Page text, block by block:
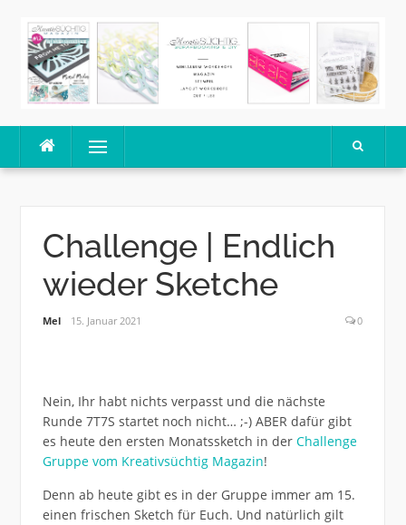
content
Menu
Challenge | Endlich
wieder Sketche
Mel 15. Januar 2021 0
Nein, Ihr habt nichts verpasst und die nächste
Runde 7T7S startet noch nicht… ;-) ABER dafür gibt
es heute den ersten Monatssketch in der Challenge
Gruppe vom Kreativsüchtig Magazin!
Denn ab heute gibt es in der Gruppe immer am 15.
einen frischen Sketch für Euch. Und natürlich gilt